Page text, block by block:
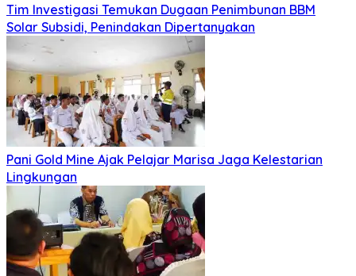
Tim Investigasi Temukan Dugaan Penimbunan BBM
Solar Subsidi, Penindakan Dipertanyakan
Pani Gold Mine Ajak Pelajar Marisa Jaga Kelestarian
Lingkungan